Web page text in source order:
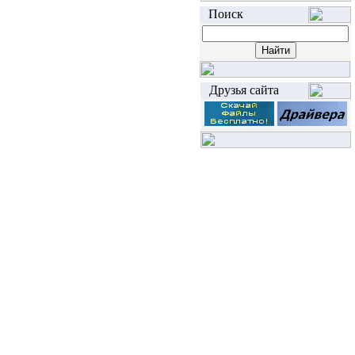
Поиск
Друзья сайта